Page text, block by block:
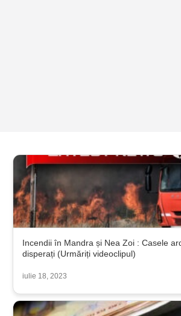
Incendii în Mandra și Nea Zoi : Casele
disperați (Urmăriți videoclipul)
iulie 18, 2023